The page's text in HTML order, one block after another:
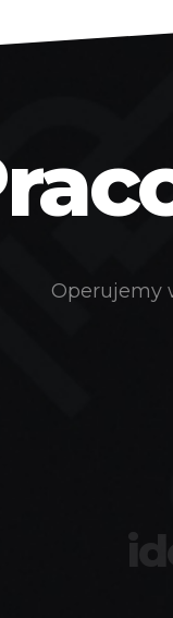
Operujemy